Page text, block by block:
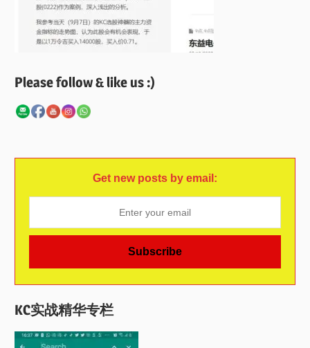
Please follow & like us :)
Get new posts by email:
KC实战精华专栏